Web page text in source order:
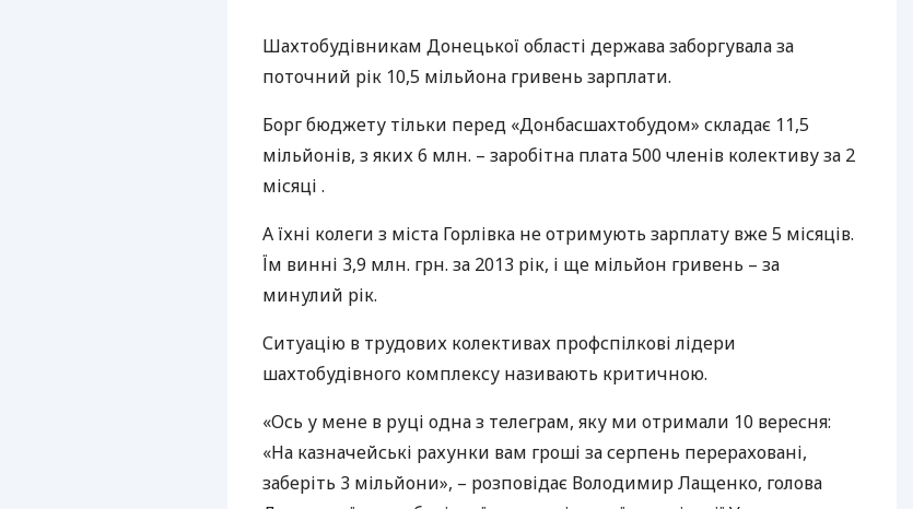
КАРТОК
КЕШБЕКУ
ПУТІВНИКИ ПО
Шахтобудівникам Донецької області держава заборгувала за
поточний рік 10,5 мільйона гривень зарплати.
Борг бюджету тільки перед «Донбасшахтобудом» складає 11,5
мільйонів, з яких 6 млн. – заробітна плата 500 членів колективу за 2
місяці .
А їхні колеги з міста Горлівка не отримують зарплату вже 5 місяців.
Їм винні 3,9 млн. грн. за 2013 рік, і ще мільйон гривень – за
минулий рік.
Ситуацію в трудових колективах профспілкові лідери
шахтобудівного комплексу називають критичною.
«Ось у мене в руці одна з телеграм, яку ми отримали 10 вересня:
«На казначейські рахунки вам гроші за серпень перераховані,
заберіть 3 мільйони», – розповідає Володимир Лащенко, голова